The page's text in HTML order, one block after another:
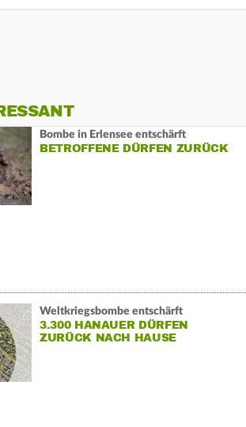
Bombe in Erlensee entschärft
BETROFFENE DÜRFEN ZURÜCK
Weltkriegsbombe entschärft
3.300 HANAUER DÜRFEN
ZURÜCK NACH HAUSE